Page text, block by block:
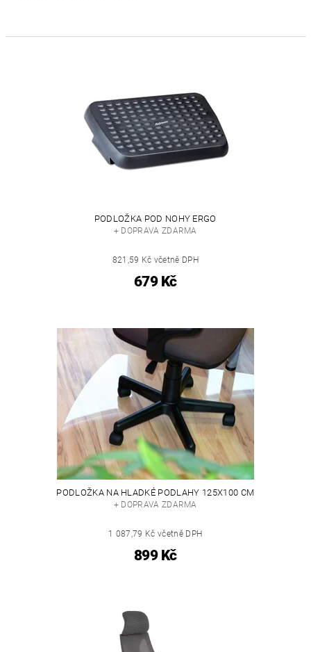
PODLOŽKA POD NOHY ERGO
+ DOPRAVA ZDARMA
821,59 Kč včetně DPH
679 Kč
PODLOŽKA NA HLADKÉ PODLAHY 125X100 CM
+ DOPRAVA ZDARMA
1 087,79 Kč včetně DPH
899 Kč